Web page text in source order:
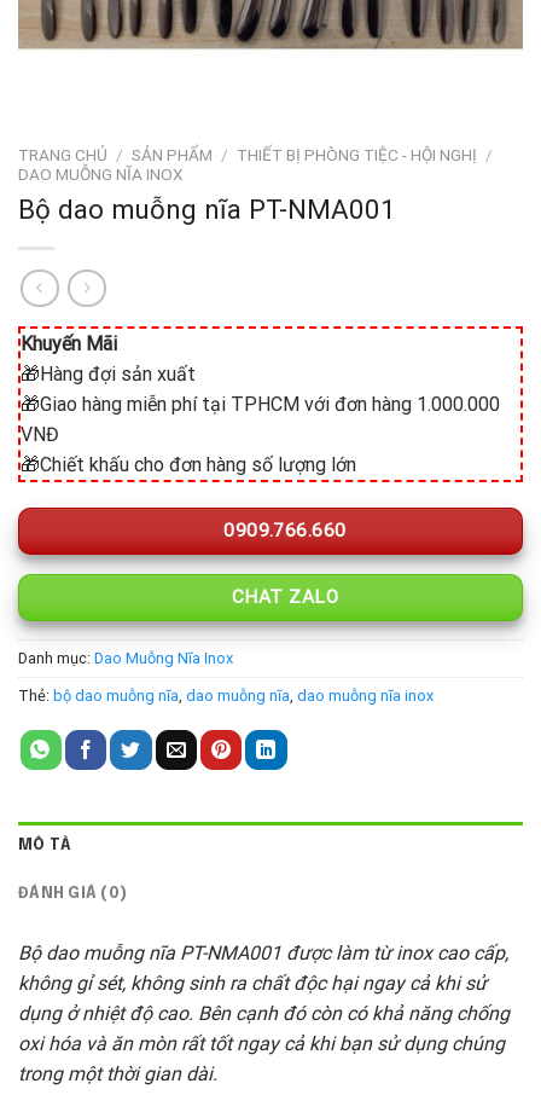
TRANG CHỦ / SẢN PHẨM / THIẾT BỊ PHÒNG TIỆC - HỘI NGHỊ /
DAO MUỖNG NĨA INOX
Bộ dao muỗng nĩa PT-NMA001
Khuyến Mãi
🎁Hàng đợi sản xuất
🎁Giao hàng miễn phí tại TPHCM với đơn hàng 1.000.000
VNĐ
🎁Chiết khấu cho đơn hàng số lượng lớn
0909.766.660
CHAT ZALO
Danh mục: Dao Muỗng Nĩa Inox
Thẻ: bộ dao muỗng nĩa, dao muỗng nĩa, dao muỗng nĩa inox
MÔ TẢ
ĐÁNH GIÁ (0)
Bộ dao muỗng nĩa PT-NMA001 được làm từ inox cao cấp,
không gỉ sét, không sinh ra chất độc hại ngay cả khi sử
dụng ở nhiệt độ cao. Bên cạnh đó còn có khả năng chống
oxi hóa và ăn mòn rất tốt ngay cả khi bạn sử dụng chúng
trong một thời gian dài.